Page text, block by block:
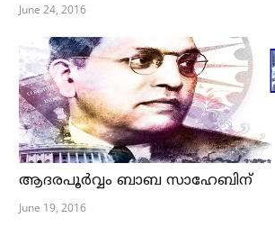
June 24, 2016
ആദരപൂര്‍വ്വം ബാബ സാഹേബിന്
June 19, 2016